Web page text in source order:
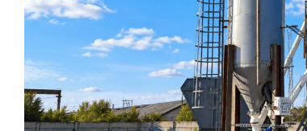
Рециклинг
Околопрессовочное оборудование